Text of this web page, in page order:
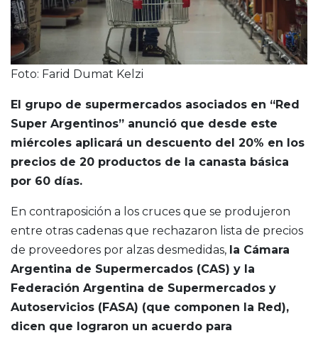
Foto: Farid Dumat Kelzi
El grupo de supermercados asociados en “Red
Super Argentinos” anunció que desde este
miércoles aplicará un descuento del 20% en los
precios de 20 productos de la canasta básica
por 60 días.
En contraposición a los cruces que se produjeron
entre otras cadenas que rechazaron lista de precios
de proveedores por alzas desmedidas, la Cámara
Argentina de Supermercados (CAS) y la
Federación Argentina de Supermercados y
Autoservicios (FASA) (que componen la Red),
dicen que lograron un acuerdo para